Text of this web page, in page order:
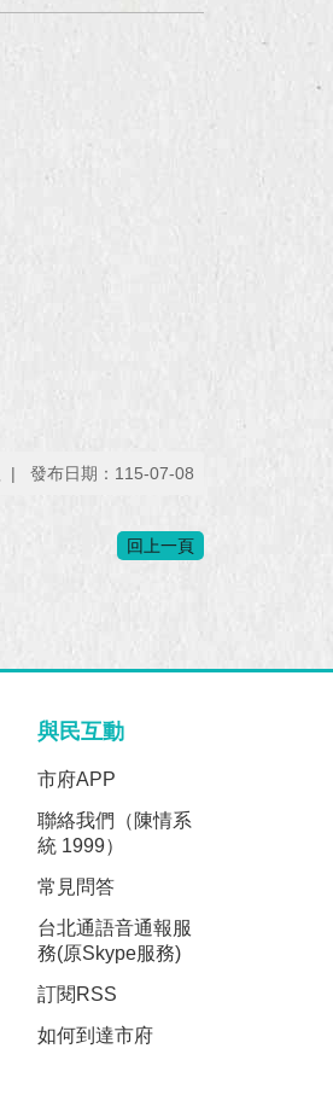
發布日期：115-07-08
回上一頁
與民互動
市府APP
聯絡我們（陳情系
統 1999）
常見問答
台北通語音通報服
務(原Skype服務)
訂閱RSS
如何到達市府